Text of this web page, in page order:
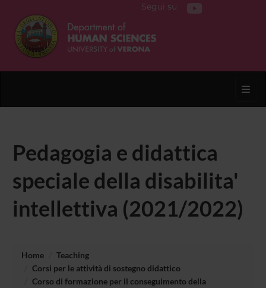
Segui su
Pedagogia e didattica
speciale della disabilita'
intellettiva (2021/2022)
Home
Teaching
Corsi per le attività di sostegno didattico
Corso di formazione per il conseguimento della